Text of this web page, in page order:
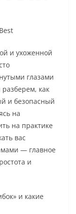
и ухоженной
глазами
как
и безопасный
на
на практике
вас
— главное
и
и какие